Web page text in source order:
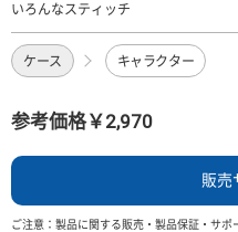
いろんなスティッチ
ケース キャラクター
参考価格￥2,970
販売
ご注意：製品に関する販売・製品保証・サ